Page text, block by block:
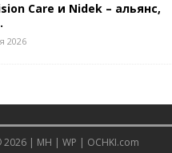
Care и Nidek – альянс,
2026
2026 | MH | WP | OCHKI.com